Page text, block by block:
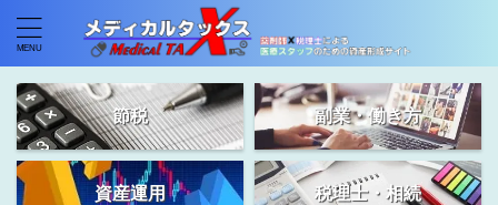
節税 副業・働き方
資産運用 税理士・相続